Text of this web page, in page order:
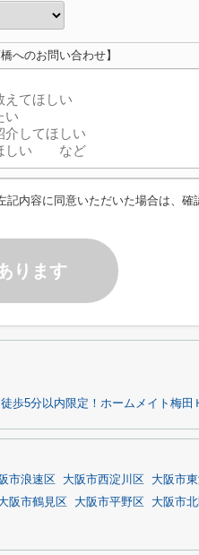
へのお問い合わせ】
記内容に同意いただいた場合は、確
ります
歩5分以内限定！ホームメイト梅田
市浪速区 大阪市西淀川区
大阪市
阪市鶴見区 大阪市平野区 大阪市北